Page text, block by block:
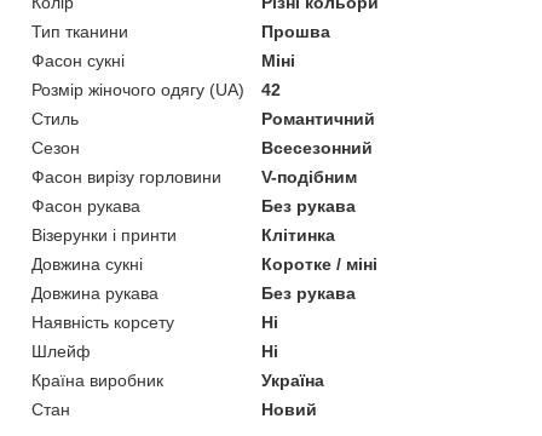
Тип тканини
Прошва
Фасон сукні
Міні
Розмір жіночого одягу (UA)
42
Стиль
Романтичний
Сезон
Всесезонний
Фасон вирізу горловини
V-подібним
Фасон рукава
Без рукава
Візерунки і принти
Клітинка
Довжина сукні
Коротке / міні
Довжина рукава
Без рукава
Наявність корсету
Ні
Шлейф
Ні
Країна виробник
Україна
Стан
Новий